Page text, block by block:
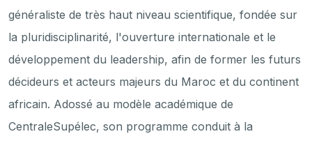
généraliste de très haut niveau scientifique, fondée sur
la pluridisciplinarité, l'ouverture internationale et le
développement du leadership, afin de former les futurs
décideurs et acteurs majeurs du Maroc et du continent
africain. Adossé au modèle académique de
CentraleSupélec, son programme conduit à la